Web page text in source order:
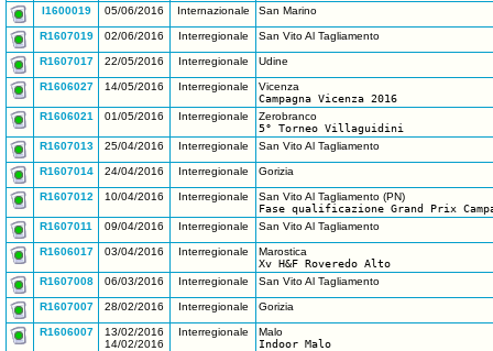
I1600019
05/06/2016 Internazionale San Marino
R1607019 02/06/2016 Interregionale San Vito Al Tagliamento
R1607017 22/05/2016 Interregionale Udine
R1606027 14/05/2016 Interregionale
Vicenza
Campagna Vicenza 2016
R1606021
01/05/2016 Interregionale
Zerobranco
5° Torneo Villaguidini
R1607013
25/04/2016 Interregionale San Vito Al Tagliamento
R1607014 24/04/2016 Interregionale Gorizia
R1607012 10/04/2016 Interregionale
San Vito Al Tagliamento (PN)
Fase qualificazione Grand Prix
R1607011
09/04/2016 Interregionale San Vito Al Tagliamento
R1606017 03/04/2016 Interregionale
Marostica
Xv H&F Roveredo Alto
R1607008
06/03/2016 Interregionale San Vito Al Tagliamento
R1607007 28/02/2016 Interregionale Gorizia
R1606007
13/02/2016
14/02/2016
Interregionale
Malo
Indoor Malo